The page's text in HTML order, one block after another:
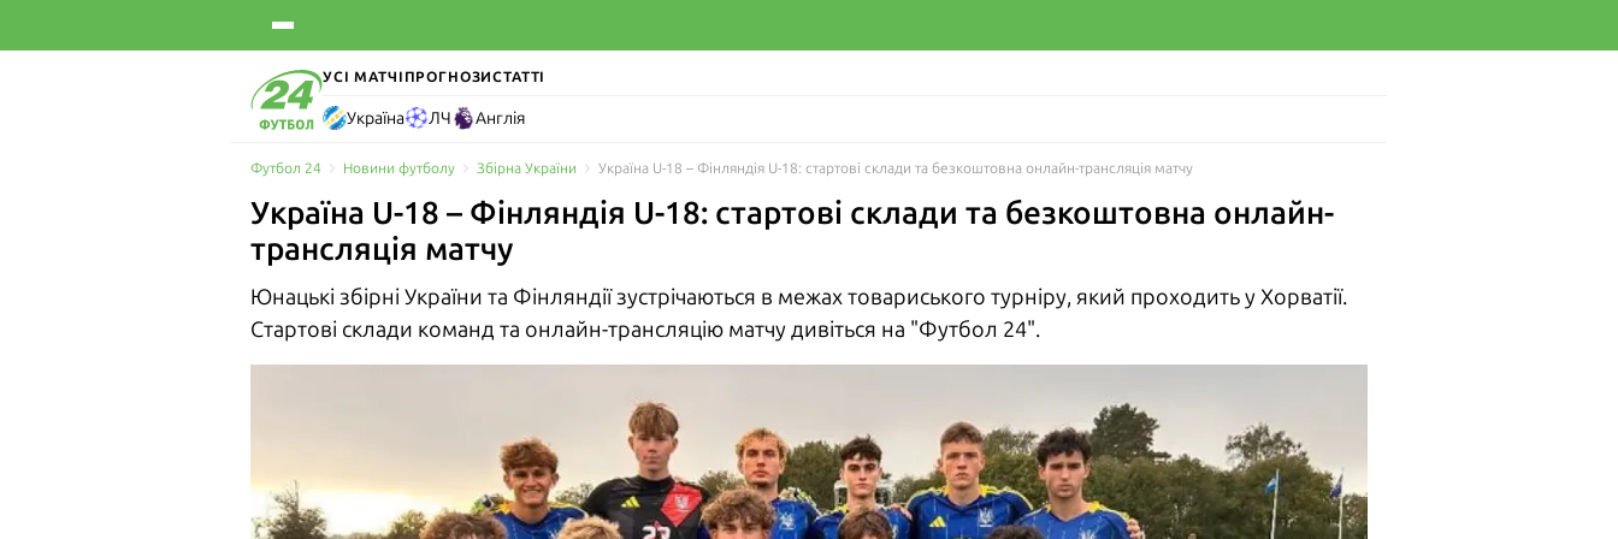
УСІ МАТЧІ ПРОГНОЗИСТАТТІ
Україна ЛЧ Англія
Футбол 24 Новини футболу Збірна України Україна U-18 – Фінляндія U-18: стартові склади та безкоштовна онлайн-трансляція матчу
Україна U-18 – Фінляндія U-18: стартові склади та безкоштовна онлайн-
трансляція матчу
Юнацькі збірні України та Фінляндії зустрічаються в межах товариського турніру, який проходить у Хорватії.
Стартові склади команд та онлайн-трансляцію матчу дивіться на "Футбол 24".